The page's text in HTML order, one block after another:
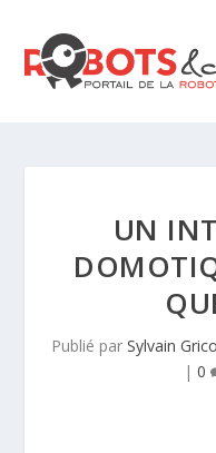
UN
Publié par Sylvain
| 0